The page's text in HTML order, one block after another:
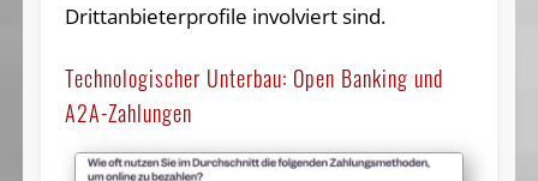
Drittanbieterprofile involviert sind.
Technologischer Unterbau: Open Banking und
A2A-Zahlungen